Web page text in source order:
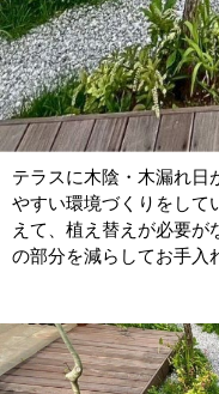
テラスに木陰・木漏れ日
やすい環境づくりをして
えて、植え替えが必要が
の部分を減らしてお手入